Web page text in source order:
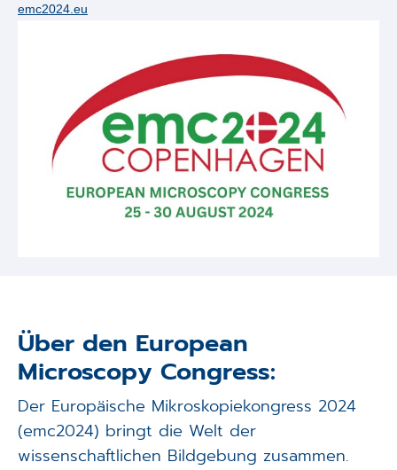
emc2024.eu
Über den European
Microscopy Congress:
Der Europäische Mikroskopiekongress 2024
(emc2024) bringt die Welt der
wissenschaftlichen Bildgebung zusammen.